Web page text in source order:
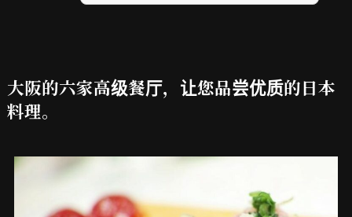
大阪的六家高级餐厅，让您品尝优质的日本
料理。